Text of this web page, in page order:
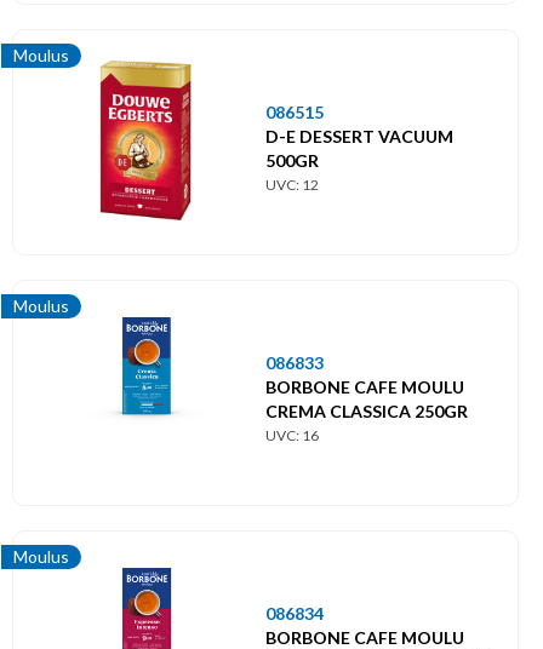
Moulus
086515
D-E DESSERT VACUUM
500GR
UVC: 12
Moulus
086833
BORBONE CAFE MOULU
CREMA CLASSICA 250GR
UVC: 16
Moulus
086834
BORBONE CAFE MOULU